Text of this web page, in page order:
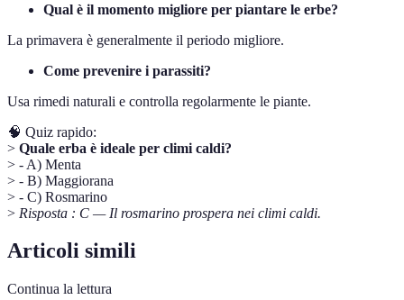
Qual è il momento migliore per piantare le erbe?
La primavera è generalmente il periodo migliore.
Come prevenire i parassiti?
Usa rimedi naturali e controlla regolarmente le piante.
🧠 Quiz rapido:
> Quale erba è ideale per climi caldi?
> - A) Menta
> - B) Maggiorana
> - C) Rosmarino
> Risposta : C — Il rosmarino prospera nei climi caldi.
Articoli simili
Continua la lettura